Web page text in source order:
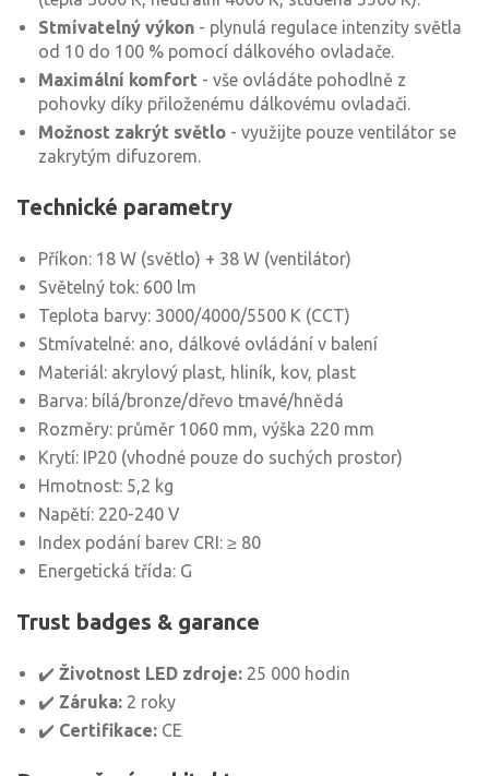
Stmívatelný výkon - plynulá regulace intenzity světla
od 10 do 100 % pomocí dálkového ovladače.
Maximální komfort - vše ovládáte pohodlně z
pohovky díky přiloženému dálkovému ovladači.
Možnost zakrýt světlo - využijte pouze ventilátor se
zakrytým difuzorem.
Technické parametry
Příkon: 18 W (světlo) + 38 W (ventilátor)
Světelný tok: 600 lm
Teplota barvy: 3000/4000/5500 K (CCT)
Stmívatelné: ano, dálkové ovládání v balení
Materiál: akrylový plast, hliník, kov, plast
Barva: bílá/bronze/dřevo tmavé/hnědá
Rozměry: průměr 1060 mm, výška 220 mm
Krytí: IP20 (vhodné pouze do suchých prostor)
Hmotnost: 5,2 kg
Napětí: 220-240 V
Index podání barev CRI: ≥ 80
Energetická třída: G
Trust badges & garance
✔️ Životnost LED zdroje: 25 000 hodin
✔️ Záruka: 2 roky
✔️ Certifikace: CE